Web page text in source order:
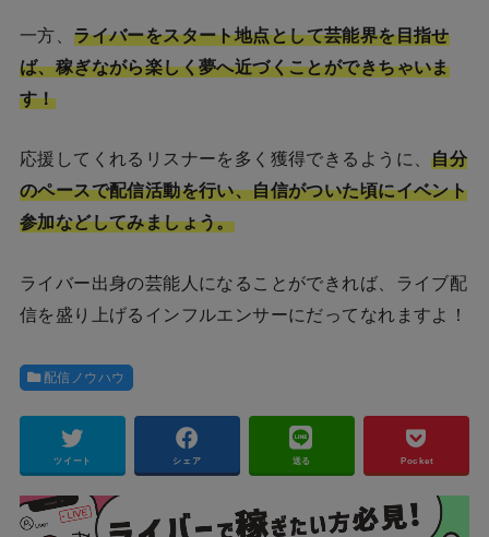
一方、 ライバーをスタート地点として芸能界を目指せ
ば、稼ぎながら楽しく夢へ近づくことができちゃいま
す！
応援してくれるリスナーを多く獲得できるように、自分
のペースで配信活動を行い、自信がついた頃にイベント
参加などしてみましょう。
ライバー出身の芸能人になることができれば、ライブ配
信を盛り上げるインフルエンサーにだってなれますよ！
配信ノウハウ
ツイート シェア 送る Pocket